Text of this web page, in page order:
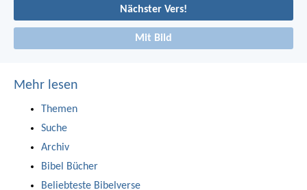
Nächster Vers!
Mit Bild
Mehr lesen
Themen
Suche
Archiv
Bibel Bücher
Beliebteste Bibelverse